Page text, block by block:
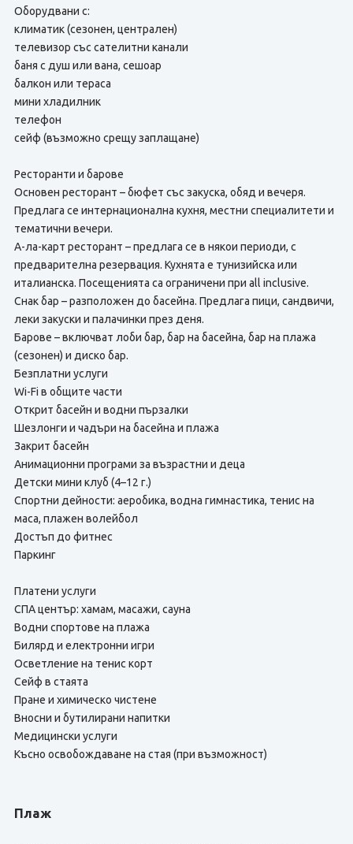
Оборудвани с:
климатик (сезонен, централен)
телевизор със сателитни канали
баня с душ или вана, сешоар
балкон или тераса
мини хладилник
телефон
сейф (възможно срещу заплащане)
Ресторанти и барове
Основен ресторант – бюфет със закуска, обяд и вечеря.
Предлага се интернационална кухня, местни специалитети и
тематични вечери.
А-ла-карт ресторант – предлага се в някои периоди, с
предварителна резервация. Кухнята е тунизийска или
италианска. Посещенията са ограничени при all inclusive.
Снак бар – разположен до басейна. Предлага пици, сандвичи,
леки закуски и палачинки през деня.
Барове – включват лоби бар, бар на басейна, бар на плажа
(сезонен) и диско бар.
Безплатни услуги
Wi-Fi в общите части
Открит басейн и водни пързалки
Шезлонги и чадъри на басейна и плажа
Закрит басейн
Анимационни програми за възрастни и деца
Детски мини клуб (4–12 г.)
Спортни дейности: аеробика, водна гимнастика, тенис на
маса, плажен волейбол
Достъп до фитнес
Паркинг
Платени услуги
СПА център: хамам, масажи, сауна
Водни спортове на плажа
Билярд и електронни игри
Осветление на тенис корт
Сейф в стаята
Пране и химическо чистене
Вносни и бутилирани напитки
Медицински услуги
Късно освобождаване на стая (при възможност)
Плаж